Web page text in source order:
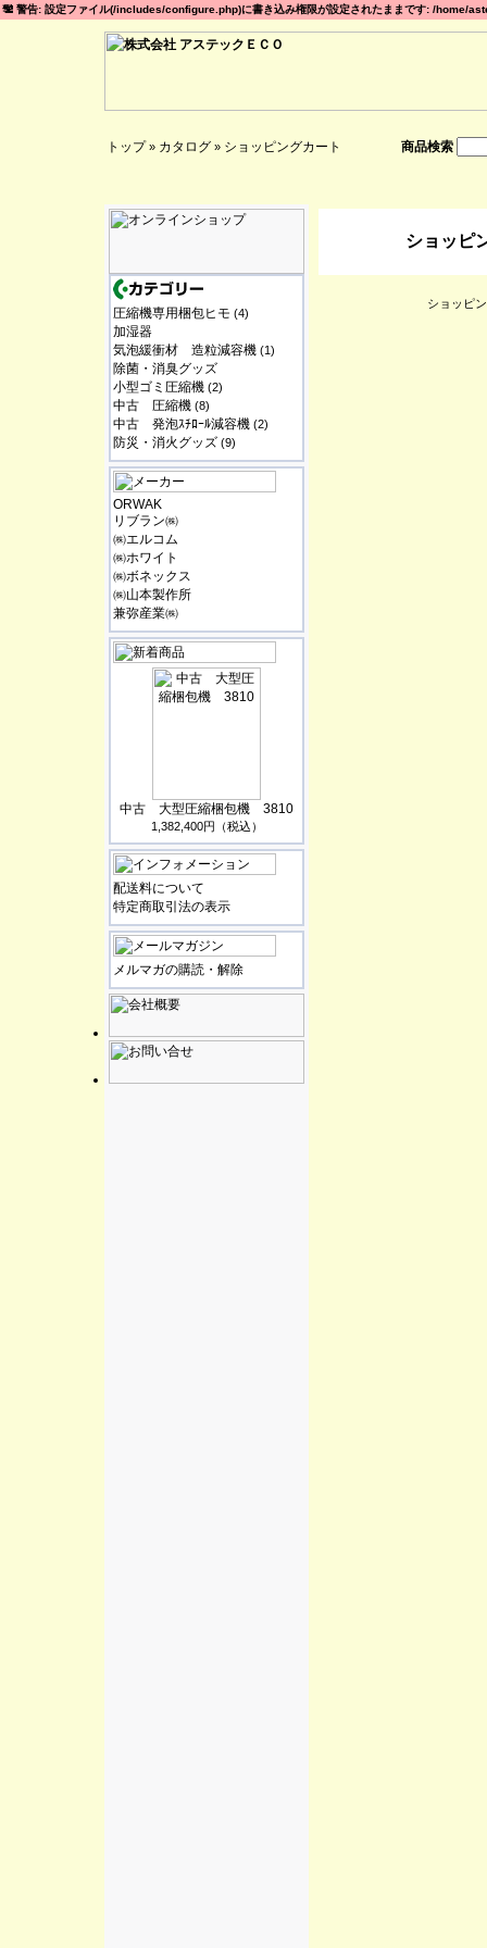
警告: 設定ファイル(/includes/configure.php)に書き込み権限が設定されたままです: /
トップ» カタログ » ショッピングカート 商品検索
圧縮機専用梱包ヒモ (4)
加湿器
気泡緩衝材 造粒減容機 (1)
除菌・消臭グッズ
小型ゴミ圧縮機 (2)
中古 圧縮機 (8)
中古 発泡ｽﾁﾛｰﾙ減容機 (2)
防災・消火グッズ (9)
ORWAK
リブラン㈱
㈱エルコム
㈱ホワイト
㈱ボネックス
㈱山本製作所
兼弥産業㈱
中古 大型圧縮梱包機 3810
1,382,400円（税込）
配送料について
特定商取引法の表示
メルマガの購読・解除
ショッピ
ショッピ